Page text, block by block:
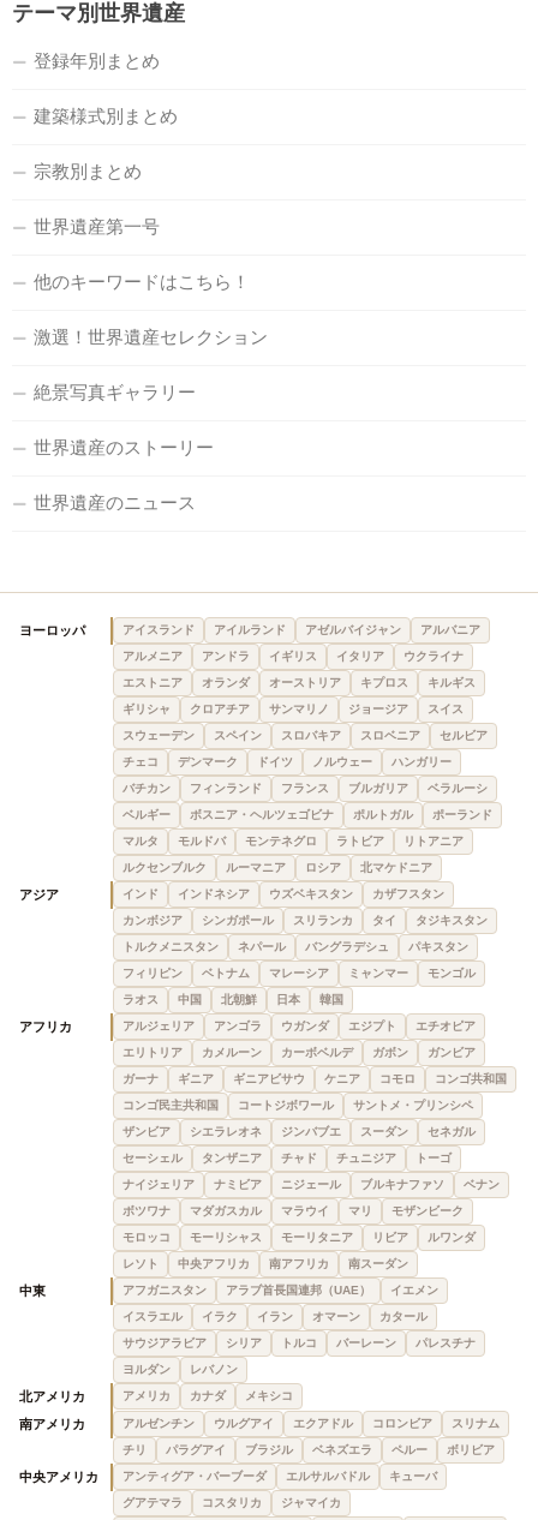
テーマ別世界遺産
登録年別まとめ
建築様式別まとめ
宗教別まとめ
世界遺産第一号
他のキーワードはこちら！
激選！世界遺産セレクション
絶景写真ギャラリー
世界遺産のストーリー
世界遺産のニュース
ヨーロッパ アイスランド アイルランド アゼルバイジャン
アルバニア
アルメニア
アンドラ イギリス イタリア
ウクライナ
エストニア
オランダ オーストリア キプロス
キルギス
ギリシャ
クロアチア サンマリノ ジョージア
スイス
スウェーデン
スペイン スロバキア スロベニア
セルビア
チェコ
デンマーク ドイツ ノルウェー
ハンガリー
バチカン
フィンランド フランス ブルガリア
ベラルーシ
ベルギー
ボスニア・ヘルツェゴビナ ポルトガル
ポーランド
マルタ
モルドバ モンテネグロ ラトビア
リトアニア
ルクセンブルク
ルーマニア ロシア 北マケドニア
アジア インド インドネシア ウズベキスタン
カザフスタン
カンボジア
シンガポール スリランカ タイ
タジキスタン
トルクメニスタン
ネパール バングラデシュ
パキスタン
フィリピン
ベトナム マレーシア ミャンマー
モンゴル
ラオス
中国 北朝鮮 日本 韓国
アフリカ アルジェリア アンゴラ ウガンダ エジプト
エチオピア
エリトリア
カメルーン カーボベルデ ガボン
ガンビア
ガーナ
ギニア ギニアビサウ ケニア コモロ
コンゴ共和国
コンゴ民主共和国
コートジボワール
サントメ・プリンシペ
ザンビア
シエラレオネ ジンバブエ スーダン
セネガル
セーシェル
タンザニア チャド チュニジア
トーゴ
ナイジェリア
ナミビア ニジェール ブルキナファソ
ベナン
ボツワナ
マダガスカル マラウイ マリ
モザンビーク
モロッコ
モーリシャス モーリタニア リビア
ルワンダ
レソト
中央アフリカ 南アフリカ 南スーダン
中東 アフガニスタン アラブ首長国連邦（UAE）
イエメン
イスラエル
イラク イラン オマーン
カタール
サウジアラビア
シリア トルコ バーレーン
パレスチナ
ヨルダン
レバノン
北アメリカ アメリカ カナダ メキシコ
南アメリカ アルゼンチン ウルグアイ エクアドル コロンビア
スリナム
チリ
パラグアイ ブラジル ベネズエラ ペルー ボリビア
中央アメリカ アンティグア・バーブーダ エルサルバドル
キューバ
グアテマラ
コスタリカ ジャマイカ